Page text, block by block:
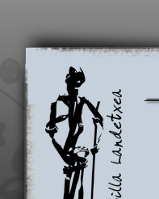
Garabilla
Landetxea